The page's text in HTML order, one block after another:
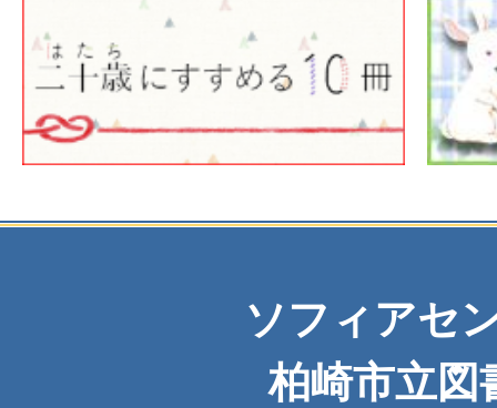
ソフィアセ
柏崎市立図